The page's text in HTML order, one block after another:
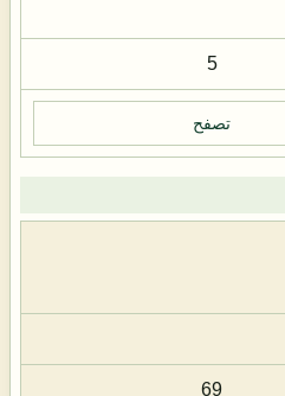
5
تصفح
69